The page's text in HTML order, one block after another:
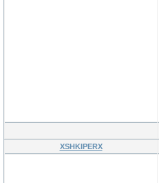
XSHKIPERX